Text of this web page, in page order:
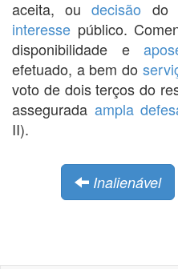
aceita, oudecisão do
interesse público.
disponibilidade e
efetuado, a bem do
voto de dois terços do
assegurada ampla
II).
Inalienável